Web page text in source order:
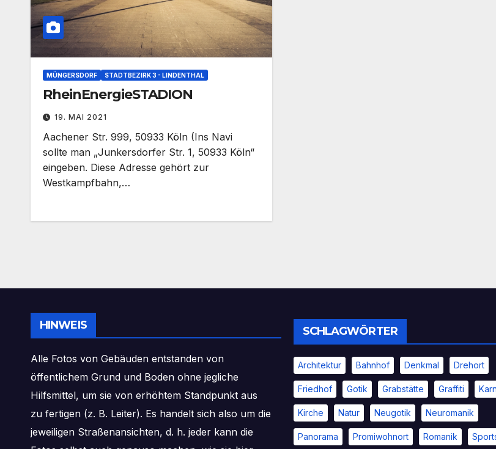
MÜNGERSDORF STADTBEZIRK 3 - LINDENTHAL
RheinEnergieSTADION
19. MAI 2021
Aachener Str. 999, 50933 Köln (Ins Navi
sollte man „Junkersdorfer Str. 1, 50933 Köln“
eingeben. Diese Adresse gehört zur
Westkampfbahn,…
HINWEIS
Alle Fotos von Gebäuden entstanden von
öffentlichem Grund und Boden ohne jegliche
Hilfsmittel, um sie von erhöhtem Standpunkt aus
zu fertigen (z. B. Leiter). Es handelt sich also um die
jeweiligen Straßenansichten, d. h. jeder kann die
SCHLAGWÖRTER
Architektur Bahnhof Denkmal Drehort
Friedhof Gotik Grabstätte Graffiti
Kirche Natur Neugotik Neuromanik
Panorama Promiwohnort Romanik